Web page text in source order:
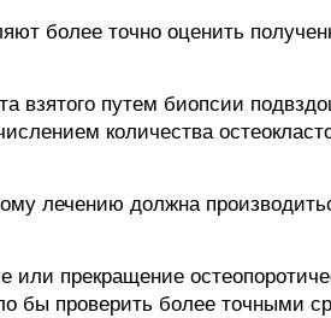
более точно оценить
взятого путем биопсии
количества
лечению должна
прекращение
бы проверить более точными